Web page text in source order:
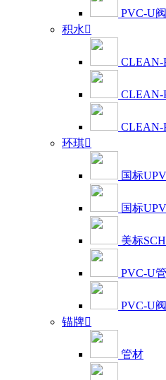
PVC-U
积水
CLEAN-
CLEAN-
CLEAN-
环琪
国标
国标
美标
PVC-U
PVC-U
锚牌
管材